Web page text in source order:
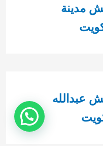
مدينة
عبدالله